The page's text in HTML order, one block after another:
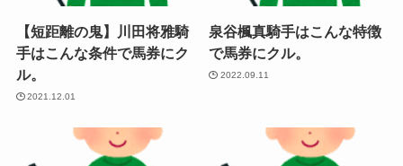
【短距離の鬼】川田将雅騎
手はこんな条件で馬券にク
ル。
2021.12.01
泉谷楓真騎手はこんな特徴
で馬券にクル。
2022.09.11